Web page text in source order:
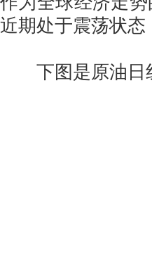
近期处于震荡状
下图是原油日